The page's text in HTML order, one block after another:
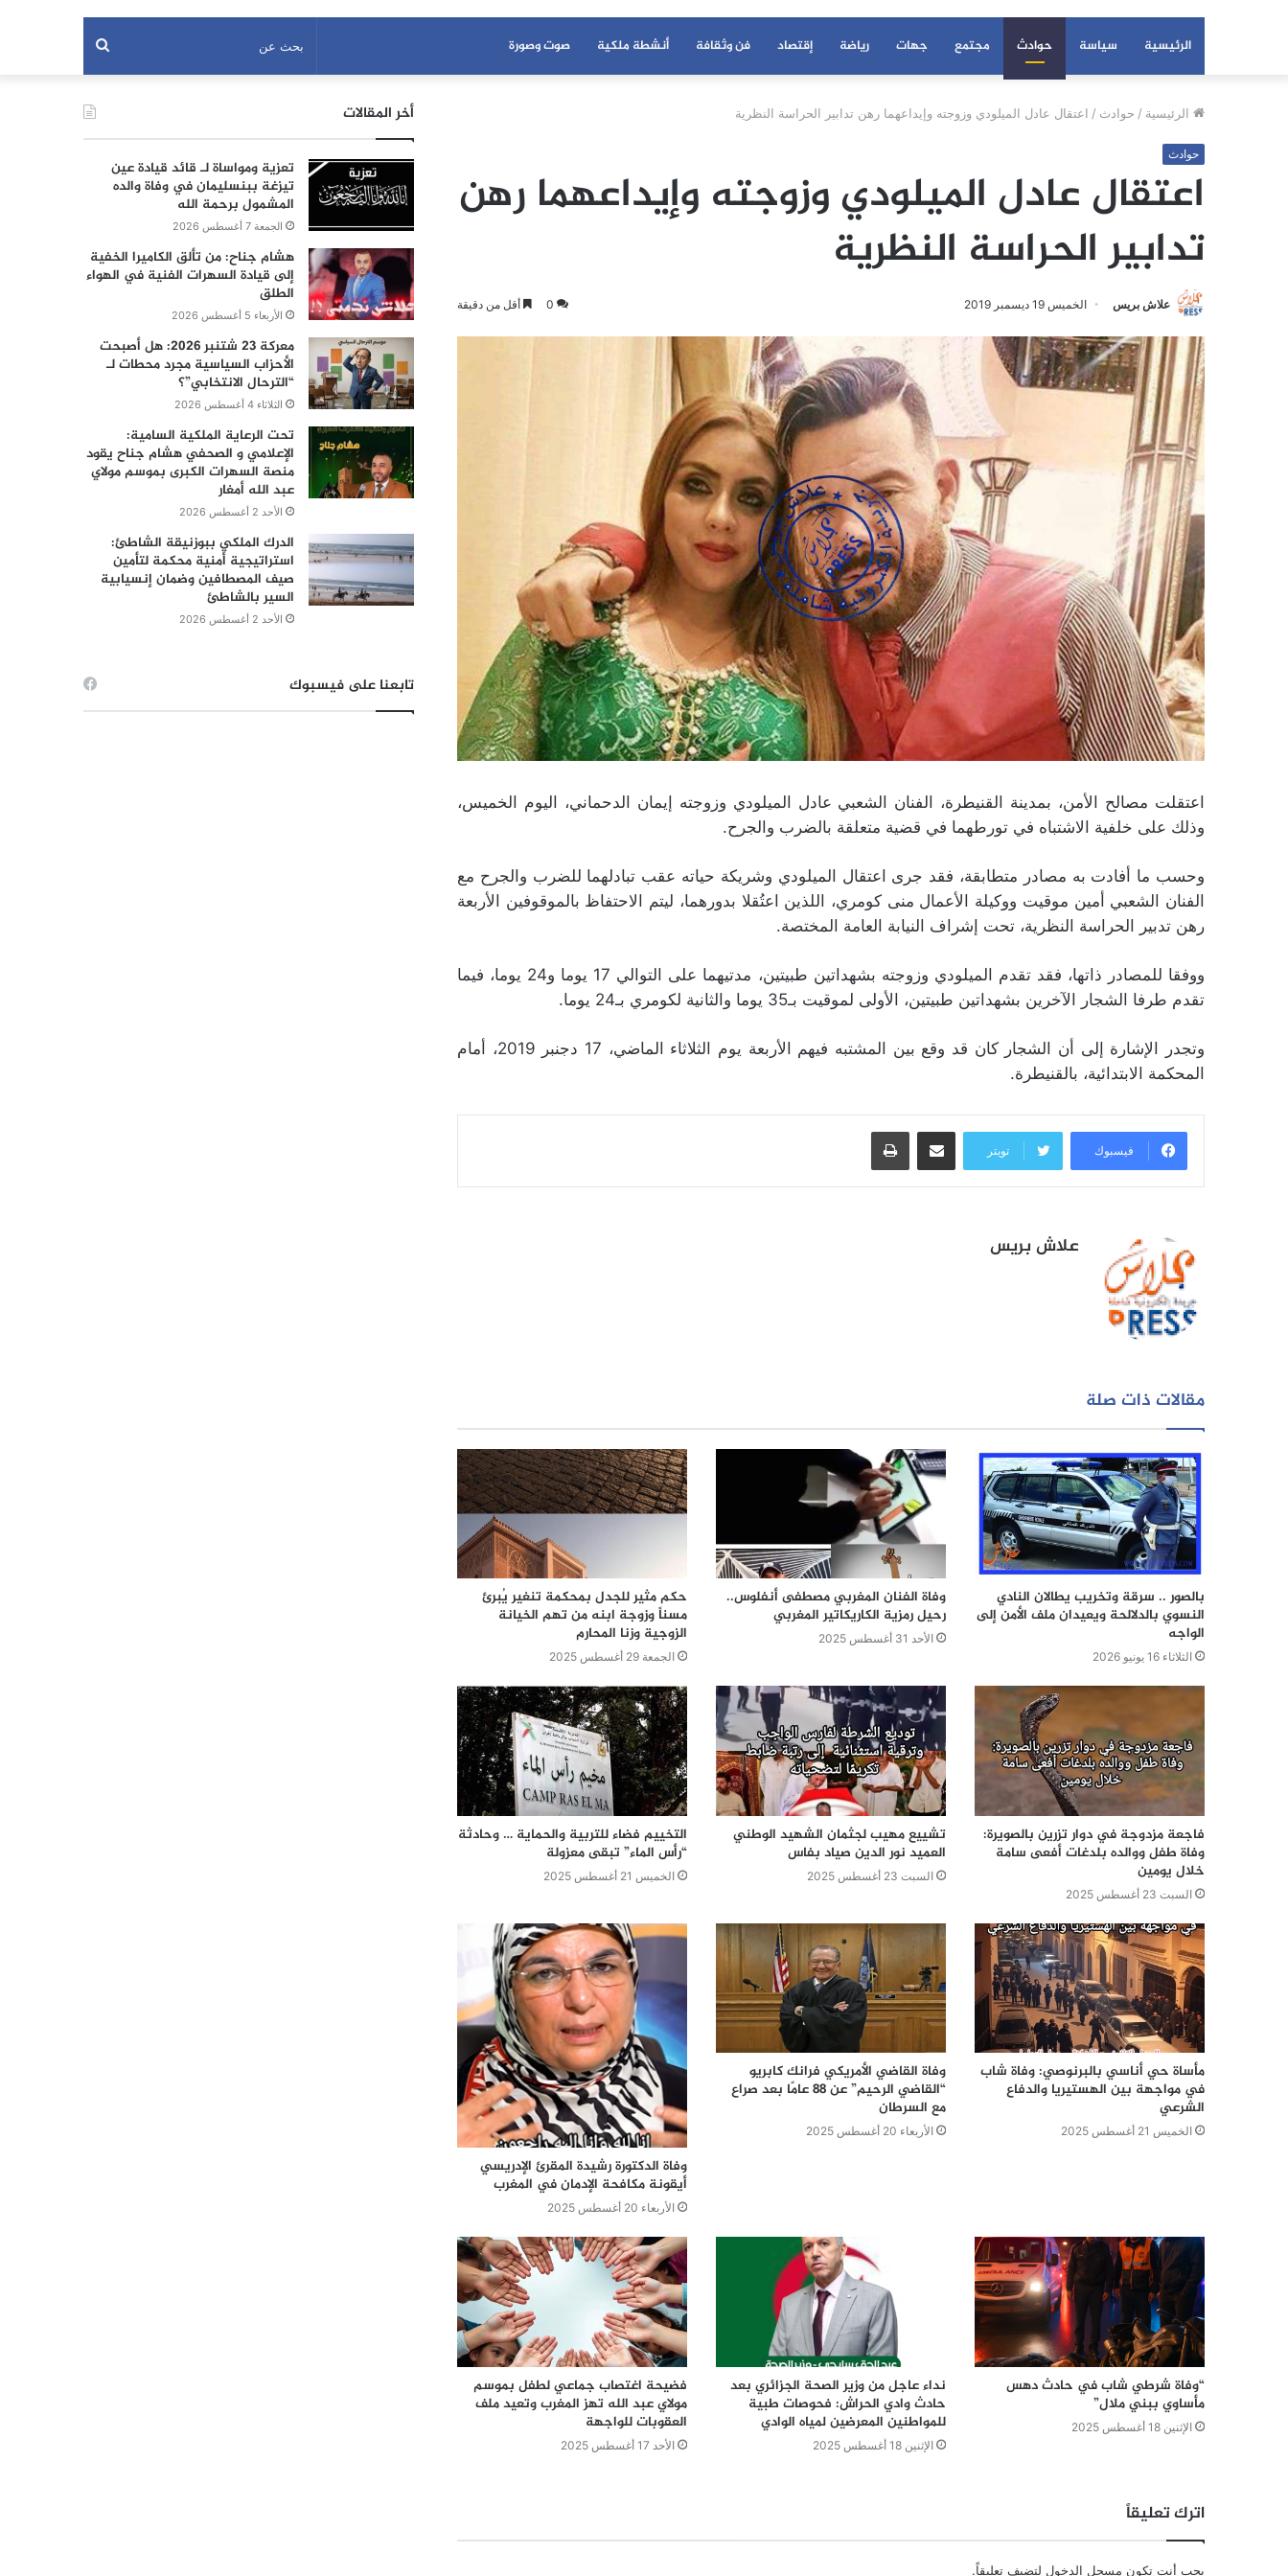
الرئيسية سياسة حوادث مجتمع جهات رياضة إقتصاد فن وثقافة أنشطة ملكية صوت وصورة بحث
عن
الرئيسية / حوادث / اعتقال عادل الميلودي وزوجته وإيداعهما رهن تدابير الحراسة النظرية
حوادث
اعتقال عادل الميلودي وزوجته وإيداعهما رهن
تدابير الحراسة النظرية
علاش بريس الخميس 19 ديسمبر 2019 0 أقل من دقيقة
اعتقلت مصالح الأمن، بمدينة القنيطرة، الفنان الشعبي عادل الميلودي وزوجته إيمان الدحماني، اليوم الخميس،
وذلك على خلفية الاشتباه في تورطهما في قضية متعلقة بالضرب والجرح.
وحسب ما أفادت به مصادر متطابقة، فقد جرى اعتقال الميلودي وشريكة حياته عقب تبادلهما للضرب والجرح مع
الفنان الشعبي أمين موقيت ووكيلة الأعمال منى كومري، اللذين اعتُقلا بدورهما، ليتم الاحتفاظ بالموقوفين الأربعة
رهن تدبير الحراسة النظرية، تحت إشراف النيابة العامة المختصة.
ووفقا للمصادر ذاتها، فقد تقدم الميلودي وزوجته بشهداتين طبيتين، مدتيهما على التوالي 17 يوما و24 يوما، فيما
تقدم طرفا الشجار الآخرين بشهداتين طبيتين، الأولى لموقيت بـ35 يوما والثانية لكومري بـ24 يوما.
وتجدر الإشارة إلى أن الشجار كان قد وقع بين المشتبه فيهم الأربعة يوم الثلاثاء الماضي، 17 دجنبر 2019، أمام
المحكمة الابتدائية، بالقنيطرة.
فيسبوك تويتر
مشاركة عبر البريد طباعة
علاش بريس
مقالات ذات صلة
بالصور .. سرقة وتخريب يطالان النادي
النسوي بالدلالحة ويعيدان ملف الأمن إلى
الواجه
الثلاثاء 16 يونيو 2026
وفاة الفنان المغربي مصطفى أنفلوس..
رحيل رمزية الكاريكاتير المغربي
الأحد 31 أغسطس 2025
حكم مثير للجدل بمحكمة تنغير يُبرئ
مسناً وزوجة ابنه من تهم الخيانة
الزوجية وزنا المحارم
الجمعة 29 أغسطس 2025
فاجعة مزدوجة في دوار تزرين بالصويرة:
وفاة طفل ووالده بلدغات أفعى سامة
خلال يومين
السبت 23 أغسطس 2025
تشييع مهيب لجثمان الشهيد الوطني
العميد نور الدين صياد بفاس
السبت 23 أغسطس 2025
التخييم فضاء للتربية والحماية … وحادثة
“رأس الماء” تبقى معزولة
الخميس 21 أغسطس 2025
مأساة حي أناسي بالبرنوصي: وفاة شاب
في مواجهة بين الهستيريا والدفاع
الشرعي
الخميس 21 أغسطس 2025
وفاة القاضي الأمريكي فرانك كابريو
“القاضي الرحيم” عن 88 عامًا بعد صراع
مع السرطان
الأربعاء 20 أغسطس 2025
وفاة الدكتورة رشيدة المقرئ الإدريسي
أيقونة مكافحة الإدمان في المغرب
الأربعاء 20 أغسطس 2025
“وفاة شرطي شاب في حادث دهس
مأساوي ببني ملال”
الإثنين 18 أغسطس 2025
نداء عاجل من وزير الصحة الجزائري بعد
حادث وادي الحراش: فحوصات طبية
للمواطنين المعرضين لمياه الوادي
الإثنين 18 أغسطس 2025
فضيحة اغتصاب جماعي لطفل بموسم
مولاي عبد الله تهز المغرب وتعيد ملف
العقوبات للواجهة
الأحد 17 أغسطس 2025
اترك تعليقاً
يجب أنت تكون مسجل الدخول لتضيف تعليقاً.
أخر المقالات
تعزية ومواساة لـ قائد قيادة عين
تيزغة ببنسليمان في وفاة والده
المشمول برحمة الله
الجمعة 7 أغسطس 2026
هشام جناح: من تألق الكاميرا الخفية
إلى قيادة السهرات الفنية في الهواء
الطلق
الأربعاء 5 أغسطس 2026
معركة 23 شتنبر 2026: هل أصبحت
الأحزاب السياسية مجرد محطات لـ
“الترحال الانتخابي”؟
الثلاثاء 4 أغسطس 2026
تحت الرعاية الملكية السامية:
الإعلامي و الصحفي هشام جناح يقود
منصة السهرات الكبرى بموسم مولاي
عبد الله أمغار
الأحد 2 أغسطس 2026
الدرك الملكي ببوزنيقة الشاطئ:
استراتيجية أمنية محكمة لتأمين
صيف المصطافين وضمان إنسيابية
السير بالشاطئ
الأحد 2 أغسطس 2026
تابعنا على فيسبوك